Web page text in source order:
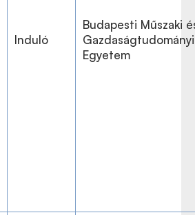
Induló
Budapesti Műszaki
Gazdaságtudományi
Egyetem